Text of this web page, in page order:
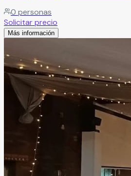
celebración que siempre has imaginado. Con
instalaciones y más de 15 años de
lo necesario para garantizar un
cada detalle está pensado para
e inolvidable.
0 personas
Solicitar precio
Más información